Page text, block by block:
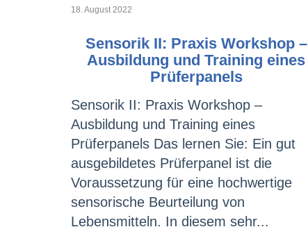
18. August 2022
Sensorik II: Praxis Workshop –
Ausbildung und Training eines
Prüferpanels
Sensorik II: Praxis Workshop –
Ausbildung und Training eines
Prüferpanels Das lernen Sie: Ein gut
ausgebildetes Prüferpanel ist die
Voraussetzung für eine hochwertige
sensorische Beurteilung von
Lebensmitteln. In diesem sehr...